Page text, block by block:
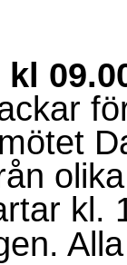
kl.